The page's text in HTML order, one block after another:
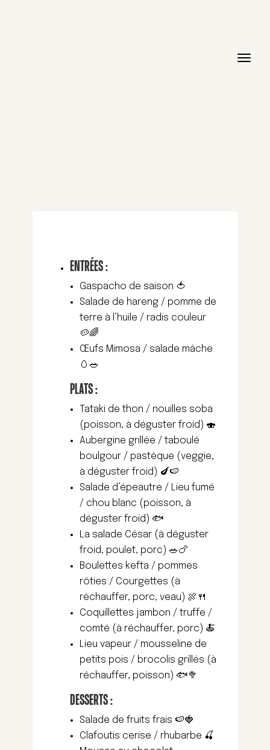
ENTRÉES :
Gaspacho de saison 🍅
Salade de hareng / pomme de
terre à l’huile / radis couleur
🥔🌈
Œufs Mimosa / salade mâche
🥚🥗
PLATS :
Tataki de thon / nouilles soba
(poisson, à déguster froid) 🍣
Aubergine grillée / taboulé
boulgour / pastèque (veggie,
à déguster froid) 🍆🍉
Salade d’épeautre / Lieu fumé
/ chou blanc (poisson, à
déguster froid) 🐟
La salade César (à déguster
froid, poulet, porc) 🥗🍗
Boulettes kefta / pommes
rôties / Courgettes (à
réchauffer, porc, veau) 🍖🍴
Coquillettes jambon / truffe /
comté (à réchauffer, porc) 🍝
Lieu vapeur / mousseline de
petits pois / brocolis grillés (à
réchauffer, poisson) 🐟🥦
DESSERTS :
Salade de fruits frais 🍉🍓
Clafoutis cerise / rhubarbe 🍒